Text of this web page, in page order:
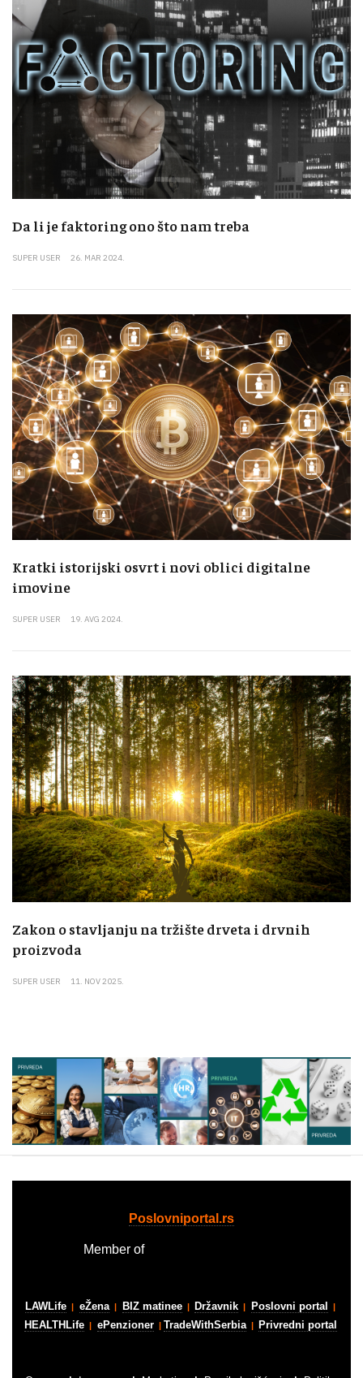
Da li je faktoring ono što nam treba
SUPER USER 26. MAR 2024.
Kratki istorijski osvrt i novi oblici digitalne
imovine
SUPER USER 19. AVG 2024.
Zakon o stavljanju na tržište drveta i drvnih
proizvoda
SUPER USER 11. NOV 2025.
Poslovniportal.rs
Member of
LAWLife eŽena BIZ matinee Državnik Poslovni portal
HEALTHLife ePenzioner TradeWithSerbia Privredni portal